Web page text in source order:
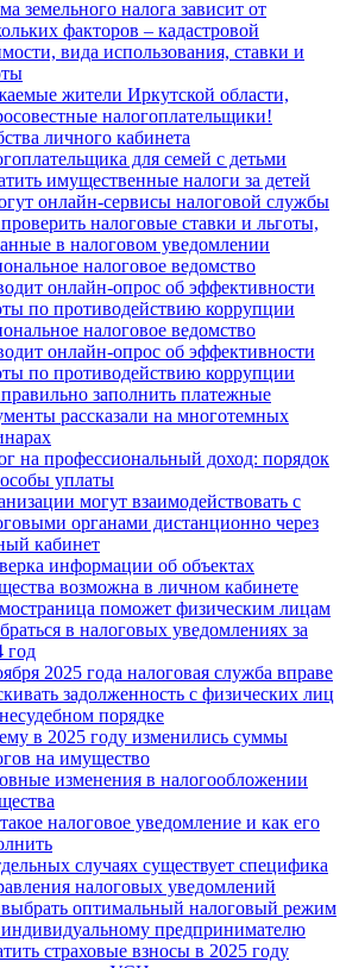
земельного налога зависит от
факторов – кадастровой
вида использования, ставки и
жители Иркутской области,
налогоплательщики!
личного кабинета
для семей с детьми
имущественные налоги за детей
онлайн-сервисы налоговой службы
налоговые ставки и льготы,
в налоговом уведомлении
налоговое ведомство
онлайн-опрос об эффективности
по противодействию коррупции
налоговое ведомство
онлайн-опрос об эффективности
по противодействию коррупции
заполнить платежные
рассказали на многотемных
на профессиональный доход: порядок
уплаты
могут взаимодействовать c
органами дистанционно через
кабинет
информации об объектах
возможна в личном кабинете
поможет физическим лицам
в налоговых уведомлениях за
год
2025 года налоговая служба вправе
задолженность с физических лиц
порядке
в 2025 году изменились суммы
на имущество
изменения в налогообложении
налоговое уведомление и как его
случаях существует специфика
налоговых уведомлений
оптимальный налоговый режим
предпринимателю
страховые взносы в 2025 году